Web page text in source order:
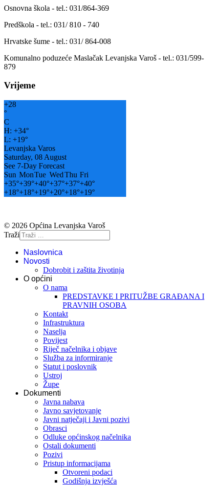
Osnovna škola - tel.: 031/864-369
Predškola - tel.: 031/ 810 - 740
Hrvatske šume - tel.: 031/ 864-008
Komunalno poduzeće Maslačak Levanjska Varoš - tel.: 031/599-
879
Vrijeme
+28
°
C
H: +34°
L: +19°
Levanjska Varos
Saturday, 08 August
See 7-Day Forecast
Sun MonTue WedThu Fri
+35°+39°+40°+37°+37°+40°
+18°+18°+19°+20°+18°+19°
© 2026 Općina Levanjska Varoš
Traži
Naslovnica
Novosti
Dobrobit i zaštita životinja
O općini
O nama
PREDSTAVKE I PRITUŽBE GRAĐANA I
PRAVNIH OSOBA
Kontakt
Infrastruktura
Naselja
Povijest
Riječ načelnika i objave
Služba za informiranje
Statut i poslovnik
Ustroj
Župe
Dokumenti
Javna nabava
Javno savjetovanje
Javni natječaji i Javni pozivi
Obrasci
Odluke općinskog načelnika
Ostali dokumenti
Pozivi
Pristup informacijama
Otvoreni podaci
Godišnja izvješća